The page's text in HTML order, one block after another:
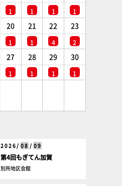
1 1 1 1
20
1
21
1
22
4
23
2
27
1
28
1
29
1
30
1
2026/ 08 / 09
第4回もぎてん加賀
別所地区会館